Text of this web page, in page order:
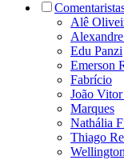
Alê
Edu Panzi
Emerson
Fabrício
João
Marques
Nathália
Thiago